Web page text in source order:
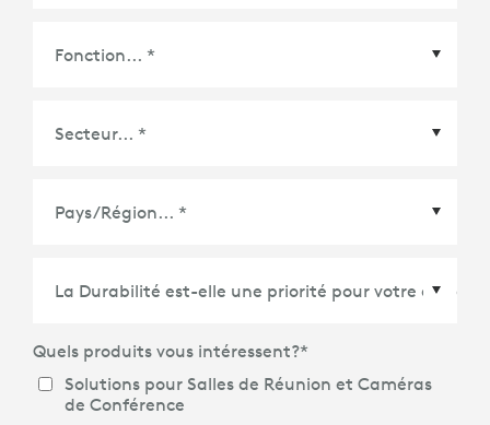
Quels produits vous intéressent?*
Solutions pour Salles de Réunion et Caméras
de Conférence